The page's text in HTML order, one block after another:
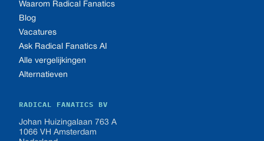
Waarom Radical Fanatics
Blog
Vacatures
Ask Radical Fanatics AI
Alle vergelijkingen
Alternatieven
RADICAL FANATICS BV
Johan Huizingalaan 763 A
1066 VH Amsterdam